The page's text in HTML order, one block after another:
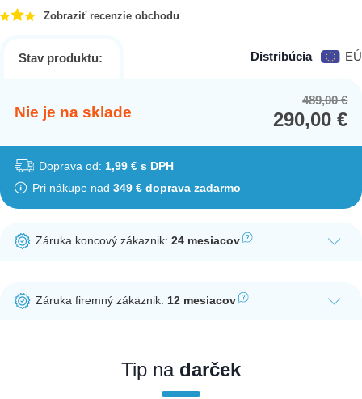
Zobraziť recenzie obchodu
Stav produktu: Distribúcia EÚ
Nie je na sklade
489,00€
290,00€
Doprava od: 1,99 € s DPH
Pri nákupe nad 349 € doprava zadarmo
Záruka koncový zákaznik:24 mesiacov
potrebná registrácia zákazníckeho účtu.
Záruka firemný zákaznik:12 mesiacov
nakupovať ako firemný zákazník, musíte sa pred nákupom
registrovať. Registrácia podlieha overeniu.
Tip nadarček